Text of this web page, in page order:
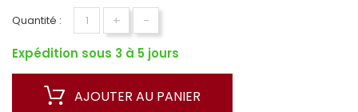
Quantité : +
-
Expédition sous 3 à 5 jours
AJOUTER AU PANIER